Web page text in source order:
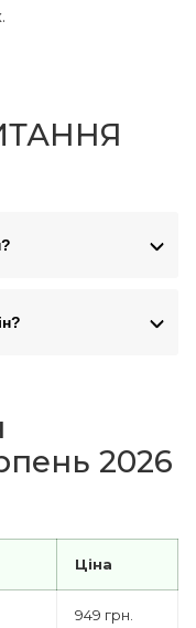
2026
Ціна
949 грн.